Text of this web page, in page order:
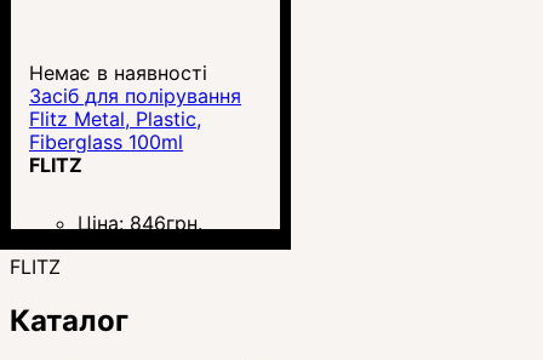
Немає в наявності
Засіб для полірування
Flitz Metal, Plastic,
Fiberglass 100ml
FLITZ
Ціна: 846грн.
FLITZ
Каталог